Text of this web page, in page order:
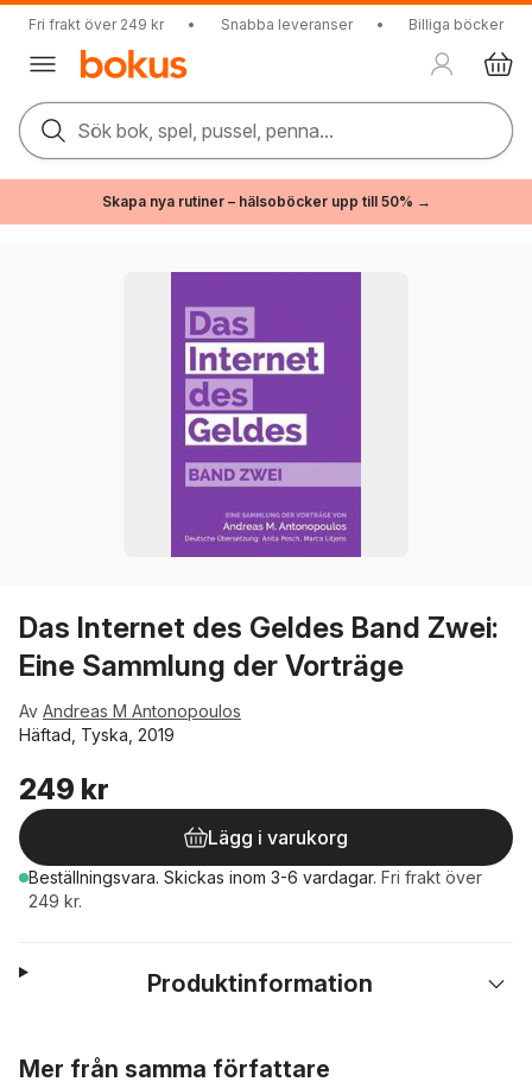
Fri frakt över 249 kr • Snabba leveranser • Billiga böcker
Sök bok, spel, pussel, penna...
Skapa nya rutiner – hälsoböcker upp till 50% →
Das Internet des Geldes Band Zwei:
Eine Sammlung der Vorträge
Av Andreas M Antonopoulos
Häftad, Tyska, 2019
249 kr
Lägg i varukorg
Beställningsvara. Skickas inom 3-6 vardagar. Fri frakt över
249 kr.
Produktinformation
Mer från samma författare